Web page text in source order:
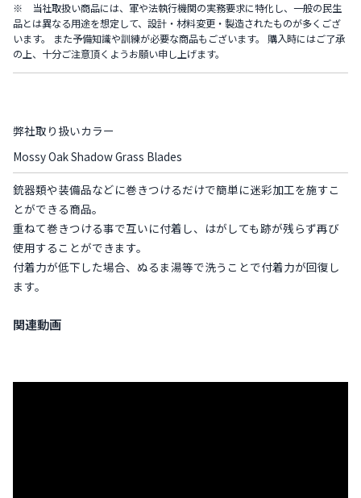
※ 当社取扱い商品には、軍や法執行機関の実務要求に特化し、一般の民生
品とは異なる用途を想定して、設計・材料変更・製造されたものが多くござ
います。 また予備知識や訓練が必要な商品もございます。 購入時にはご了承
の上、十分ご注意頂くようお願い申し上げます。
弊社取り扱いカラー
Mossy Oak Shadow Grass Blades
銃器類や装備品などに巻きつけるだけで簡単に迷彩加工を施すこ
とができる商品。
重ねて巻きつける事で互いに付着し、はがしても跡が残らず再び
使用することができます。
付着力が低下した場合、ぬるま湯等で洗うことで付着力が回復し
ます。
関連動画